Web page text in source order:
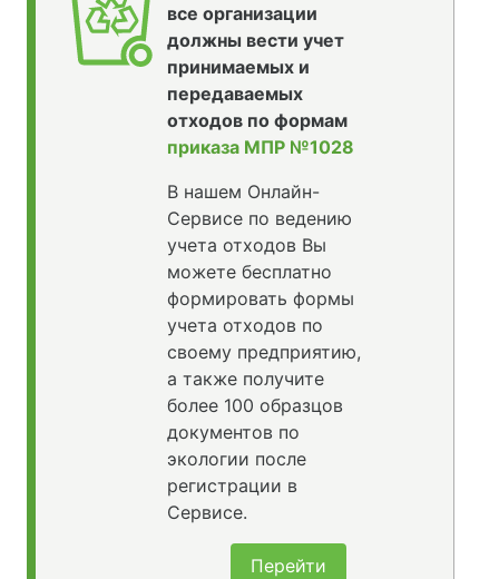
все организации
должны вести учет
принимаемых и
передаваемых
отходов по формам
приказа МПР №1028
В нашем Онлайн-
Сервисе по ведению
учета отходов Вы
можете бесплатно
формировать формы
учета отходов по
своему предприятию,
а также получите
более 100 образцов
документов по
экологии после
регистрации в
Сервисе.
Перейти